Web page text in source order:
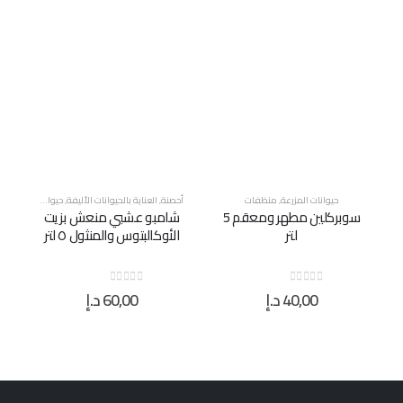
أحصنة,العناية بالحيوانات الأليفة ,منظفات
شامبو عشبي منعش بزيت
الأوكالبتوس والمنثول ٥ لتر
0
60,00
حيوانات المزرعة,منظفات
كحول طبي، جالون 5 لتر
0
95,00